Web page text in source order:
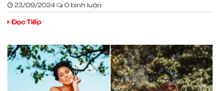
23/09/2024
0 bình luận
Đọc Tiếp